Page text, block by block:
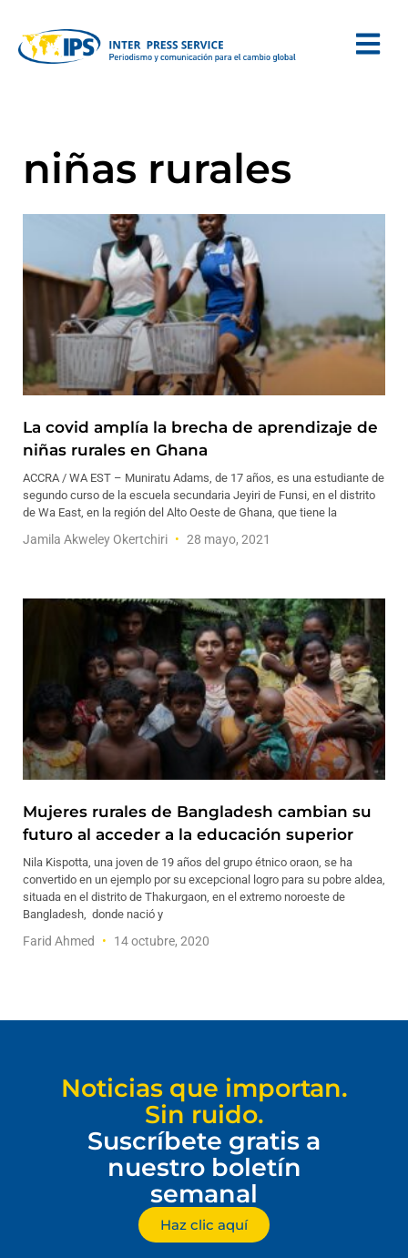
niñas rurales
La covid amplía la brecha de aprendizaje de
niñas rurales en Ghana
ACCRA / WA EST – Muniratu Adams, de 17 años, es una estudiante de
segundo curso de la escuela secundaria Jeyiri de Funsi, en el distrito
de Wa East, en la región del Alto Oeste de Ghana, que tiene la
Jamila Akweley Okertchiri 28 mayo, 2021
Mujeres rurales de Bangladesh cambian su
futuro al acceder a la educación superior
Nila Kispotta, una joven de 19 años del grupo étnico oraon, se ha
convertido en un ejemplo por su excepcional logro para su pobre aldea,
situada en el distrito de Thakurgaon, en el extremo noroeste de
Bangladesh, donde nació y
Farid Ahmed 14 octubre, 2020
Noticias que importan.
Sin ruido.
Suscríbete gratis a
nuestro boletín
semanal
Haz clic aquí